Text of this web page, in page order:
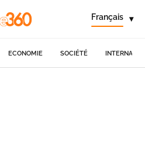
Français ▾
ECONOMIE SOCIÉTÉ